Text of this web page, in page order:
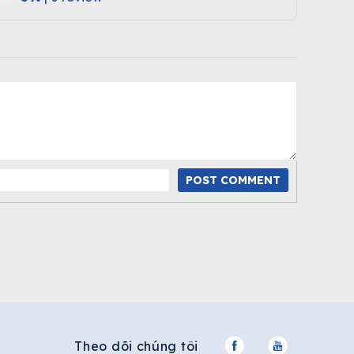
POST COMMENT
Theo dõi chúng tôi